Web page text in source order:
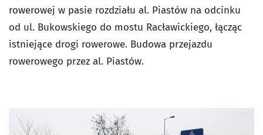
rowerowej w pasie rozdziału al. Piastów na odcinku
od ul. Bukowskiego do mostu Racławickiego, łącząc
istniejące drogi rowerowe. Budowa przejazdu
rowerowego przez al. Piastów.